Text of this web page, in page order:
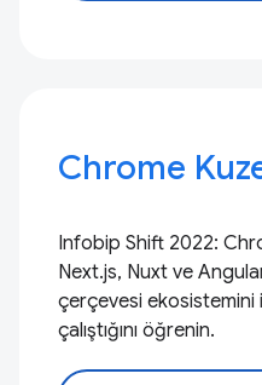
Chrome
Infobip Shift 2022:
Next.js, Nuxt ve
çerçevesi ekosistemini
çalıştığını öğrenin.